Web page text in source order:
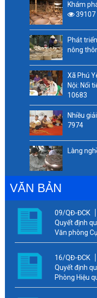
Khám
39107
Phát
nông
Xã Phú
Nội: Nổi
10683
Nhiều
7974
Làng
VĂN BẢN
09/QĐ-ĐCK
Quyết định
Văn phòng
16/QĐ-ĐCK
Quyết định
Phòng Hiệu